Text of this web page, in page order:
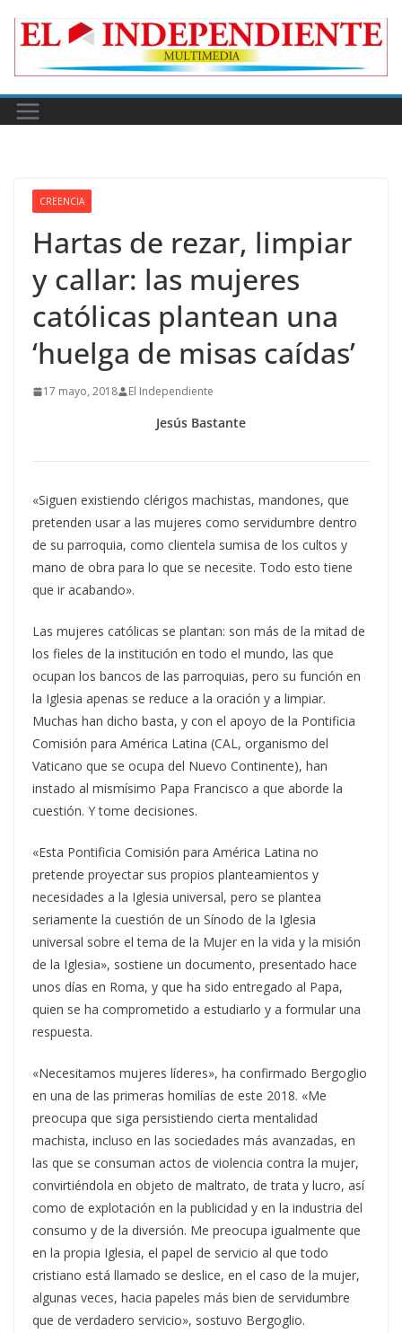
CREENCIA
Hartas de rezar, limpiar
y callar: las mujeres
católicas plantean una
‘huelga de misas caídas’
17 mayo, 2018 El Independiente
Jesús Bastante
«Siguen existiendo clérigos machistas, mandones, que
pretenden usar a las mujeres como servidumbre dentro
de su parroquia, como clientela sumisa de los cultos y
mano de obra para lo que se necesite. Todo esto tiene
que ir acabando».
Las mujeres católicas se plantan: son más de la mitad de
los fieles de la institución en todo el mundo, las que
ocupan los bancos de las parroquias, pero su función en
la Iglesia apenas se reduce a la oración y a limpiar.
Muchas han dicho basta, y con el apoyo de la Pontificia
Comisión para América Latina (CAL, organismo del
Vaticano que se ocupa del Nuevo Continente), han
instado al mismísimo Papa Francisco a que aborde la
cuestión. Y tome decisiones.
«Esta Pontificia Comisión para América Latina no
pretende proyectar sus propios planteamientos y
necesidades a la Iglesia universal, pero se plantea
seriamente la cuestión de un Sínodo de la Iglesia
universal sobre el tema de la Mujer en la vida y la misión
de la Iglesia», sostiene un documento, presentado hace
unos días en Roma, y que ha sido entregado al Papa,
quien se ha comprometido a estudiarlo y a formular una
respuesta.
«Necesitamos mujeres líderes», ha confirmado Bergoglio
en una de las primeras homilías de este 2018. «Me
preocupa que siga persistiendo cierta mentalidad
machista, incluso en las sociedades más avanzadas, en
las que se consuman actos de violencia contra la mujer,
convirtiéndola en objeto de maltrato, de trata y lucro, así
como de explotación en la publicidad y en la industria del
consumo y de la diversión. Me preocupa igualmente que
en la propia Iglesia, el papel de servicio al que todo
cristiano está llamado se deslice, en el caso de la mujer,
algunas veces, hacia papeles más bien de servidumbre
que de verdadero servicio», sostuvo Bergoglio.